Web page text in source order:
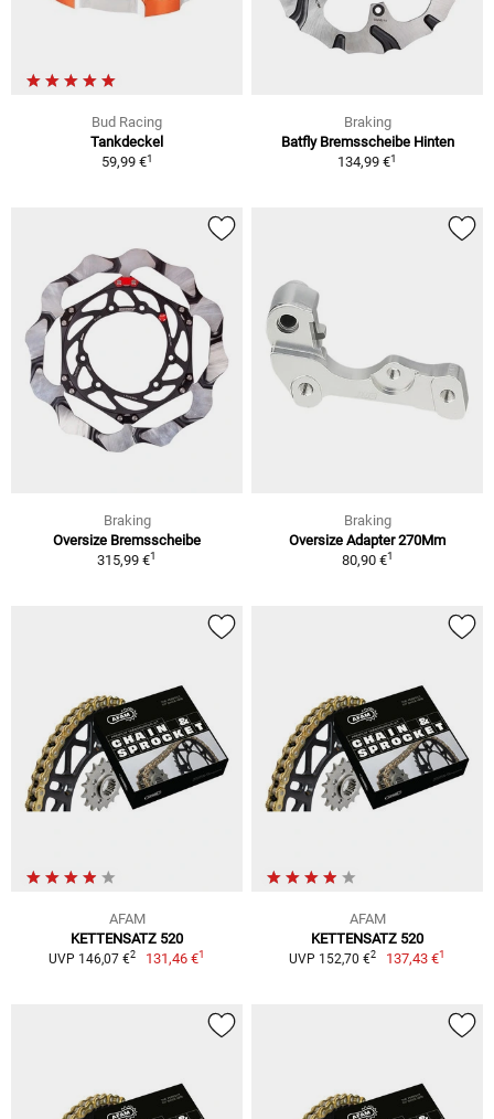
Bud Racing
Tankdeckel
59,99 €1
Braking
Batfly Bremsscheibe Hinten
134,99 €1
Braking
Oversize Bremsscheibe
315,99 €1
Braking
Oversize Adapter 270Mm
80,90 €1
AFAM
KETTENSATZ 520
UVP 146,07 €2 131,46 €1
AFAM
KETTENSATZ 520
UVP 152,70 €2 137,43 €1